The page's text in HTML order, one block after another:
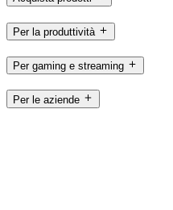
Per la produttività
Per gaming e streaming
Per le aziende